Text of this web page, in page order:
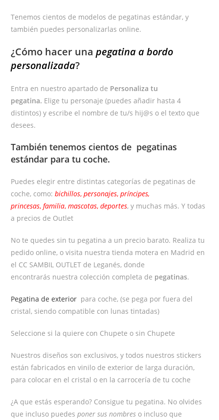
Tenemos cientos de modelos de pegatinas estándar, y
también puedes personalizarlas online.
¿Cómo hacer unapegatina a bordo
personalizada?
Entra en nuestro apartado de Personaliza tu
pegatina. Elige tu personaje (puedes añadir hasta 4
distintos) y escribe el nombre de tu/s hij@s o el texto que
desees.
También tenemos cientos de pegatinas
estándar para tu coche.
Puedes elegir entre distintas categorías de pegatinas de
coche, como:bichillos,personajes,príncipes,
princesas,familia,mascotas,deportes, y muchas más. Y todas
a precios de Outlet
No te quedes sin tu pegatina a un precio barato. Realiza tu
pedido online, o visita nuestra tienda motera en Madrid en
el CC SAMBIL OUTLET de Leganés, donde
encontrarás nuestra colección completa de pegatinas.
Pegatina de exterior para coche, (se pega por fuera del
cristal, siendo compatible con lunas tintadas)
Seleccione si la quiere con Chupete o sin Chupete
Nuestros diseños son exclusivos, y todos nuestros stickers
están fabricados en vinilo de exterior de larga duración,
para colocar en el cristal o en la carrocería de tu coche
¿A que estás esperando? Consigue tu pegatina. No olvides
que incluso puedesponer sus nombres o incluso que